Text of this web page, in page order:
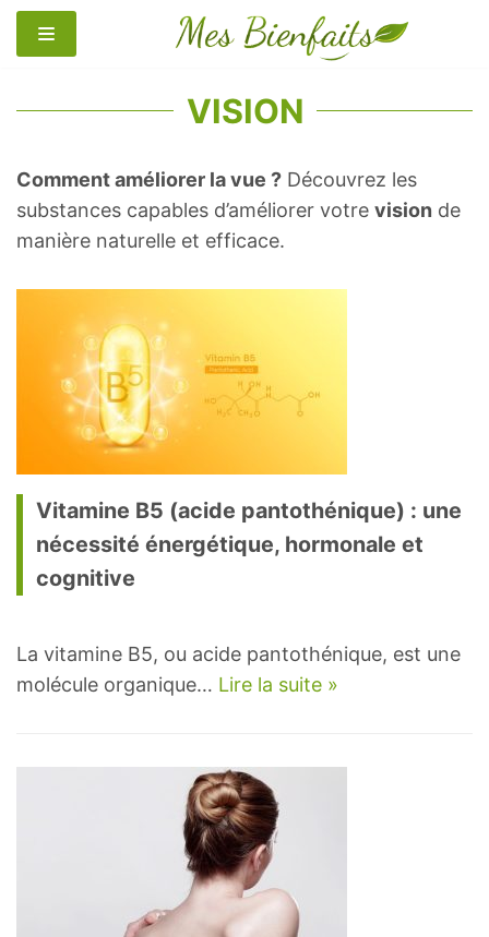
Aller
au
VISION
Comment améliorer la vue ? Découvrez les
substances capables d’améliorer votre vision de
manière naturelle et efficace.
Vitamine B5 (acide pantothénique) : une
nécessité énergétique, hormonale et
cognitive
La vitamine B5, ou acide pantothénique, est une
molécule organique… Lire la suite »